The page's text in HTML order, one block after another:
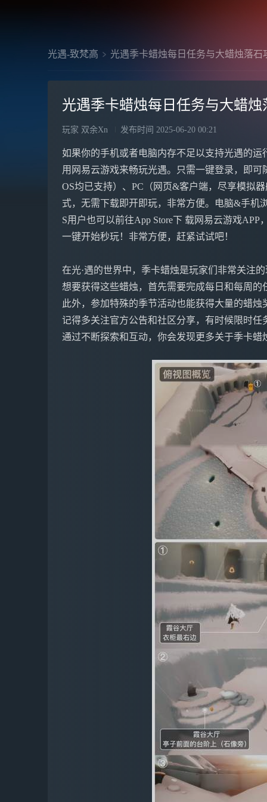
光遇-致梵高 光遇季卡蜡烛每日任务与大蜡烛落石
光遇季卡蜡烛每日任务与大蜡烛
玩家 双余Xn 发布时间 2025-06-20 00:21
如果你的手机或者电脑内存不足以支持光遇的
用网易云游戏来畅玩光遇。只需一键登录，即
OS均已支持）、PC（网页&客户端，尽享模拟
式，无需下载即开即玩，非常方便。电脑&手机
S用户也可以前往App Store下 载网易云游戏
一键开始秒玩！非常方便，赶紧试试吧！
在光·遇的世界中，季卡蜡烛是玩家们非常关注
想要获得这些蜡烛，首先需要完成每日和每周的
此外，参加特殊的季节活动也能获得大量的蜡烛
记得多关注官方公告和社区分享，有时候限时
通过不断探索和互动，你会发现更多关于季卡蜡